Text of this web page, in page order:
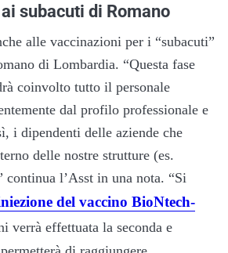
subacuti di Romano
alle vaccinazioni per i “subacuti”
di Lombardia. “Questa fase
coinvolto tutto il personale
dal profilo professionale e
i dipendenti delle aziende che
delle nostre strutture (es.
continua l’Asst in una nota. “Si
del vaccino BioNtech-
verrà effettuata la seconda e